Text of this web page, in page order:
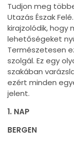
Tudjon meg
Utazás Észak
kirajzolódik, hogy
lehetőségeket
Természetesen
szolgál. Ez egy
szakában
ezért minden
jelent.
1. NAP
BERGEN